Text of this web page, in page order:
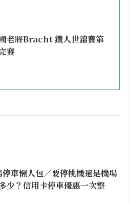
老將Bracht 鐵人世錦賽第
賽
車懶人包／要停桃機還是機場
少？信用卡停車優惠一次整